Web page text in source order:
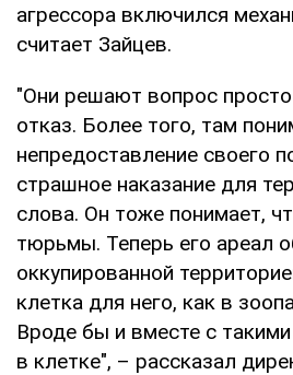
агрессора включился
считает Зайцев.
"Они решают вопрос
отказ. Более того, там
непредоставление своего
страшное наказание для
слова. Он тоже понимает,
тюрьмы. Теперь его ареал
оккупированной
клетка для него, как в
Вроде бы и вместе с
в клетке", – рассказал